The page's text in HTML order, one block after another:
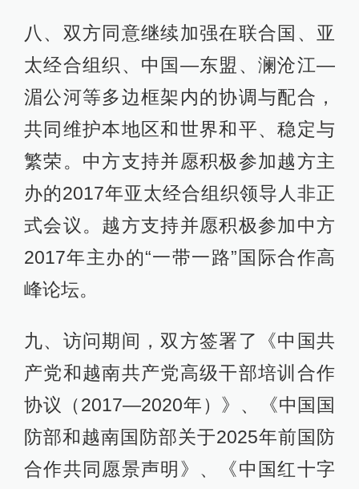
八、双方同意继续加强在联合国、亚
太经合组织、中国—东盟、澜沧江—
湄公河等多边框架内的协调与配合，
共同维护本地区和世界和平、稳定与
繁荣。中方支持并愿积极参加越方主
办的2017年亚太经合组织领导人非正
式会议。越方支持并愿积极参加中方
2017年主办的“一带一路”国际合作高
峰论坛。
九、访问期间，双方签署了《中国共
产党和越南共产党高级干部培训合作
协议（2017—2020年）》、《中国国
防部和越南国防部关于2025年前国防
合作共同愿景声明》、《中国红十字